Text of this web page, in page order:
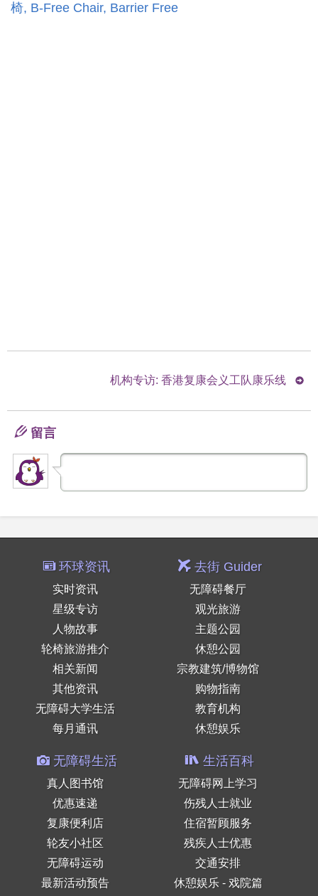
椅, B-Free Chair, Barrier Free
机构专访: 香港复康会义工队康乐线
留言
环球资讯
实时资讯
星级专访
人物故事
轮椅旅游推介
相关新闻
其他资讯
无障碍大学生活
每月通讯
去街 Guider
无障碍餐厅
观光旅游
主题公园
休憩公园
宗教建筑/博物馆
购物指南
教育机构
休憩娱乐
无障碍生活
真人图书馆
优惠速递
复康便利店
轮友小社区
无障碍运动
最新活动预告
生活百科
无障碍网上学习
伤残人士就业
住宿暂顾服务
残疾人士优惠
交通安排
休憩娱乐 - 戏院篇